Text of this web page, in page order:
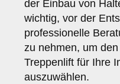
der Einbau von
wichtig, vor der
professionelle
zu nehmen, um
Treppenlift für Ihre
auszuwählen.